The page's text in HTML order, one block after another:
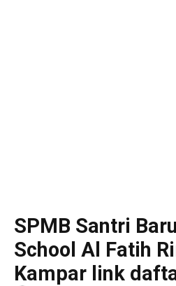
SPMB Santri
School Al Fatih
Kampar link